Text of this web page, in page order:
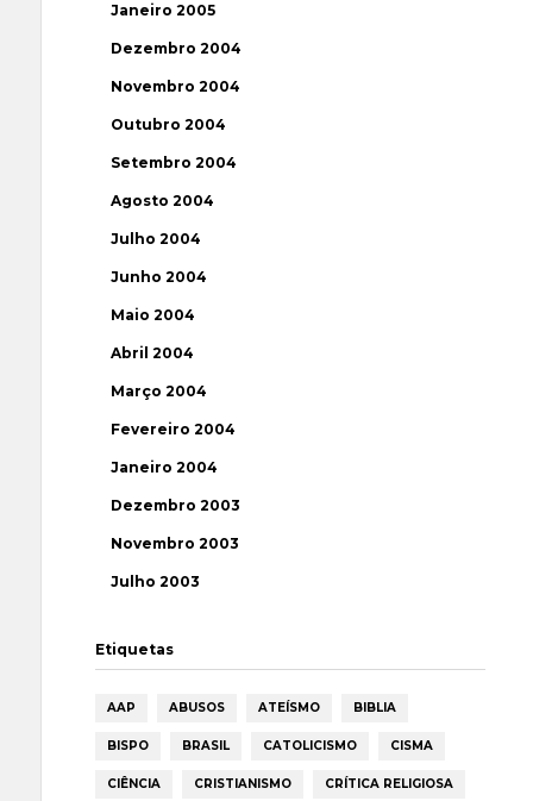
Janeiro 2005
Dezembro 2004
Novembro 2004
Outubro 2004
Setembro 2004
Agosto 2004
Julho 2004
Junho 2004
Maio 2004
Abril 2004
Março 2004
Fevereiro 2004
Janeiro 2004
Dezembro 2003
Novembro 2003
Julho 2003
Etiquetas
AAP ABUSOS ATEÍSMO BIBLIA
BISPO BRASIL CATOLICISMO CISMA
CIÊNCIA CRISTIANISMO CRÍTICA RELIGIOSA